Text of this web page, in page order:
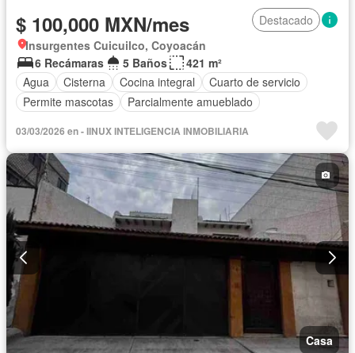
$ 100,000 MXN/mes
Destacado
Insurgentes Cuicuilco, Coyoacán
6 Recámaras
5 Baños
421 m²
Agua
Cisterna Cocina integral
Cuarto de servicio
Permite mascotas
Parcialmente amueblado
03/03/2026 en - IINUX INTELIGENCIA INMOBILIARIA
Casa